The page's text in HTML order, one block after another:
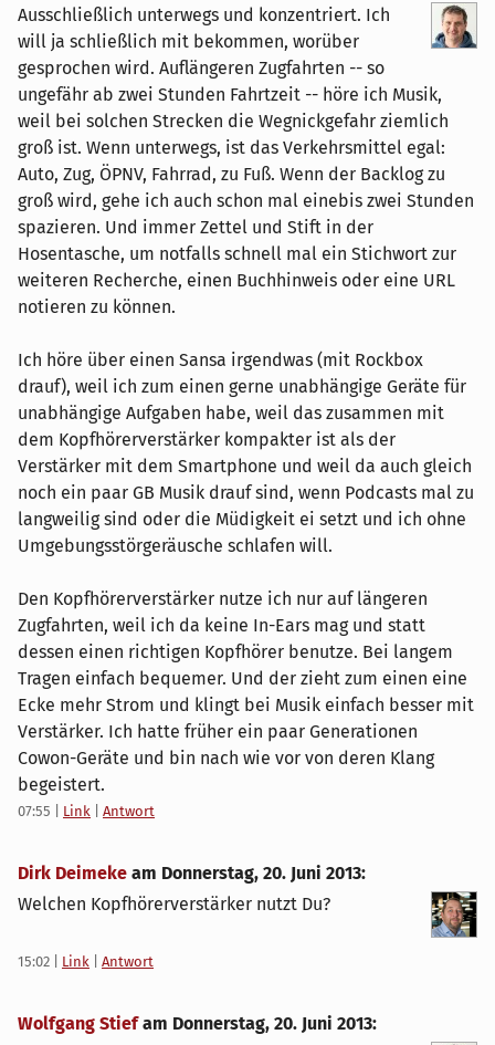
Ausschließlich unterwegs und konzentriert. Ich
will ja schließlich mit bekommen, worüber
gesprochen wird. Auflängeren Zugfahrten -- so
ungefähr ab zwei Stunden Fahrtzeit -- höre ich Musik,
weil bei solchen Strecken die Wegnickgefahr ziemlich
groß ist. Wenn unterwegs, ist das Verkehrsmittel egal:
Auto, Zug, ÖPNV, Fahrrad, zu Fuß. Wenn der Backlog zu
groß wird, gehe ich auch schon mal einebis zwei Stunden
spazieren. Und immer Zettel und Stift in der
Hosentasche, um notfalls schnell mal ein Stichwort zur
weiteren Recherche, einen Buchhinweis oder eine URL
notieren zu können.
Ich höre über einen Sansa irgendwas (mit Rockbox
drauf), weil ich zum einen gerne unabhängige Geräte für
unabhängige Aufgaben habe, weil das zusammen mit
dem Kopfhörerverstärker kompakter ist als der
Verstärker mit dem Smartphone und weil da auch gleich
noch ein paar GB Musik drauf sind, wenn Podcasts mal zu
langweilig sind oder die Müdigkeit ei setzt und ich ohne
Umgebungsstörgeräusche schlafen will.
Den Kopfhörerverstärker nutze ich nur auf längeren
Zugfahrten, weil ich da keine In-Ears mag und statt
dessen einen richtigen Kopfhörer benutze. Bei langem
Tragen einfach bequemer. Und der zieht zum einen eine
Ecke mehr Strom und klingt bei Musik einfach besser mit
Verstärker. Ich hatte früher ein paar Generationen
Cowon-Geräte und bin nach wie vor von deren Klang
begeistert.
07:55 Link Antwort
Dirk Deimeke am Donnerstag, 20. Juni 2013:
Welchen Kopfhörerverstärker nutzt Du?
15:02 Link Antwort
Wolfgang Stiefam Donnerstag, 20. Juni 2013: